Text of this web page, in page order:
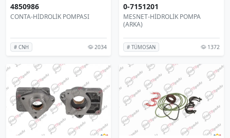
4850986
CONTA-HİDROLİK POMPASI
# CNH 2034
0-7151201
MESNET-HİDROLİK POMPA
(ARKA)
# TÜMOSAN 1372